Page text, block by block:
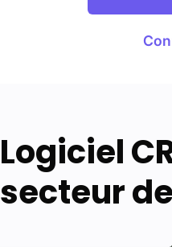
Logiciel
secteur